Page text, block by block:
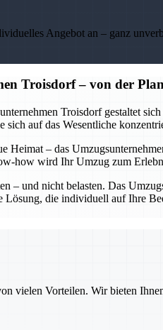
Angebot an – ganz
Troisdorf – von der
Troisdorf gestaltet
auf das Wesentliche
Heimat – das
how wird Ihr Umzug zum
– und nicht belasten. Das
die individuell auf Ihre
vielen Vorteilen. Wir bieten